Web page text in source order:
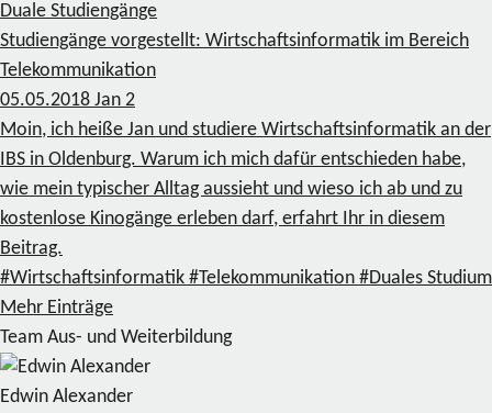
Duale Studiengänge
Studiengänge vorgestellt: Wirtschaftsinformatik im Bereich
Telekommunikation
05.05.2018 Jan 2
Moin, ich heiße Jan und studiere Wirtschaftsinformatik an der
IBS in Oldenburg. Warum ich mich dafür entschieden habe,
wie mein typischer Alltag aussieht und wieso ich ab und zu
kostenlose Kinogänge erleben darf, erfahrt Ihr in diesem
Beitrag.
#Wirtschaftsinformatik #Telekommunikation #Duales Studium
Mehr Einträge
Team Aus- und Weiterbildung
Edwin Alexander